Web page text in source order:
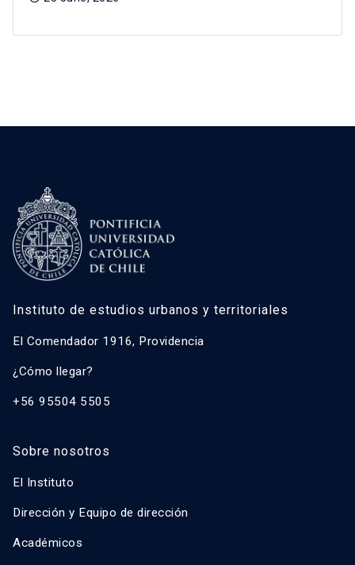
Instituto de estudios urbanos y territoriales
El Comendador 1916, Providencia
¿Cómo llegar?
+56 95504 5505
Sobre nosotros
El Instituto
Dirección y Equipo de dirección
Académicos